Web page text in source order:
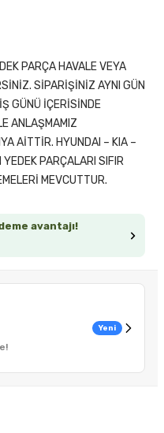
avantajı!
Yeni
PARÇA HAVALE VEYA
SİPARİŞİNİZ AYNI GÜN
GÜNÜ İÇERİSİNDE
ANLAŞMAMIZ
AİTTİR. HYUNDAI – KIA –
PARÇALARI SIFIR
MEVCUTTUR.